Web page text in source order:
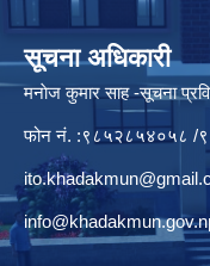
सूचना अधिकारी
मनाेज कुमार साह -सूचना
फोन नं. :९८५२८५४०५८ /